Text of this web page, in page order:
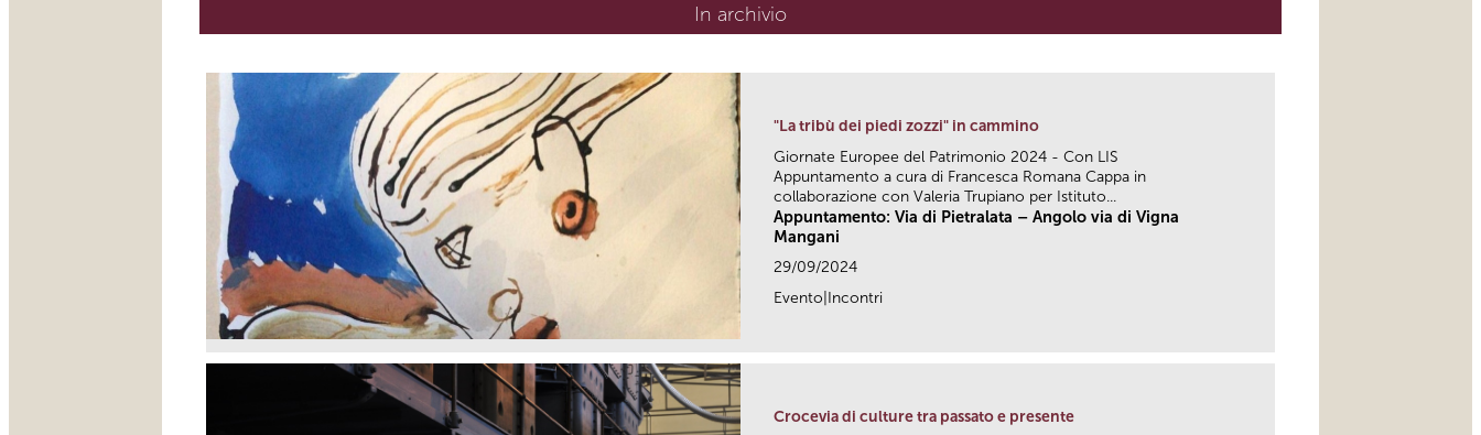
In archivio
"La tribù dei piedi zozzi" in cammino
Giornate Europee del Patrimonio 2024 - Con LIS
Appuntamento a cura di Francesca Romana Cappa in
collaborazione con Valeria Trupiano per Istituto...
Appuntamento: Via di Pietralata – Angolo via di Vigna
Mangani
29/09/2024
Evento|Incontri
Crocevia di culture tra passato e presente